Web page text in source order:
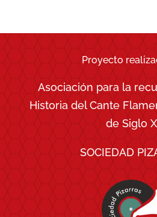
Proyecto
Asociación para la
Historia del Cante
de Siglo
SOCIEDAD